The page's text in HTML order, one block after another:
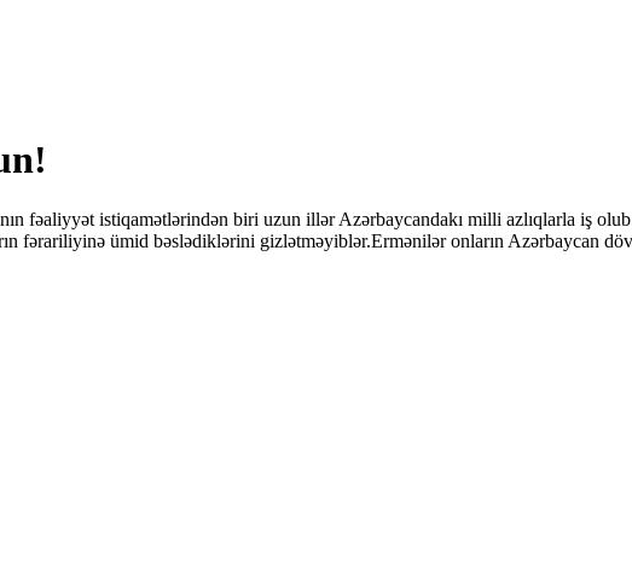
fəaliyyət istiqamətlərindən biri uzun illər Azərbaycandakı milli azlıqlarla iş
fərariliyinə ümid bəslədiklərini gizlətməyiblər.Ermənilər onların Azərbaycan